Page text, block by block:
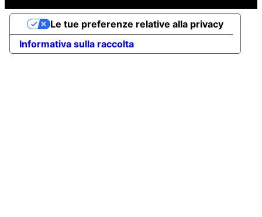
Informativa sulla raccolta
Le tue preferenze relative alla privacy